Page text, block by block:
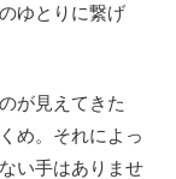
ゆとりに繋げ
が見えてきた
め。それによっ
い手はありませ